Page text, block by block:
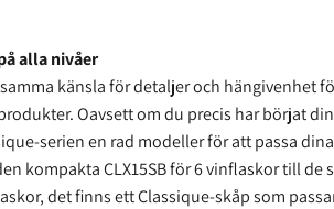
alla nivåer
känsla för detaljer och hängivenhet
Oavsett om du precis har börjat
serien en rad modeller för att passa
kompakta CLX15SB för 6 vinflaskor till de
det finns ett Classique-skåp som